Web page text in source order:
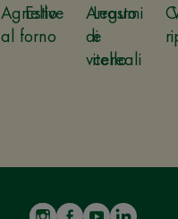
Estive
Legumi
e
cereali
Agnello
al forno
Arrosto
di
vitello